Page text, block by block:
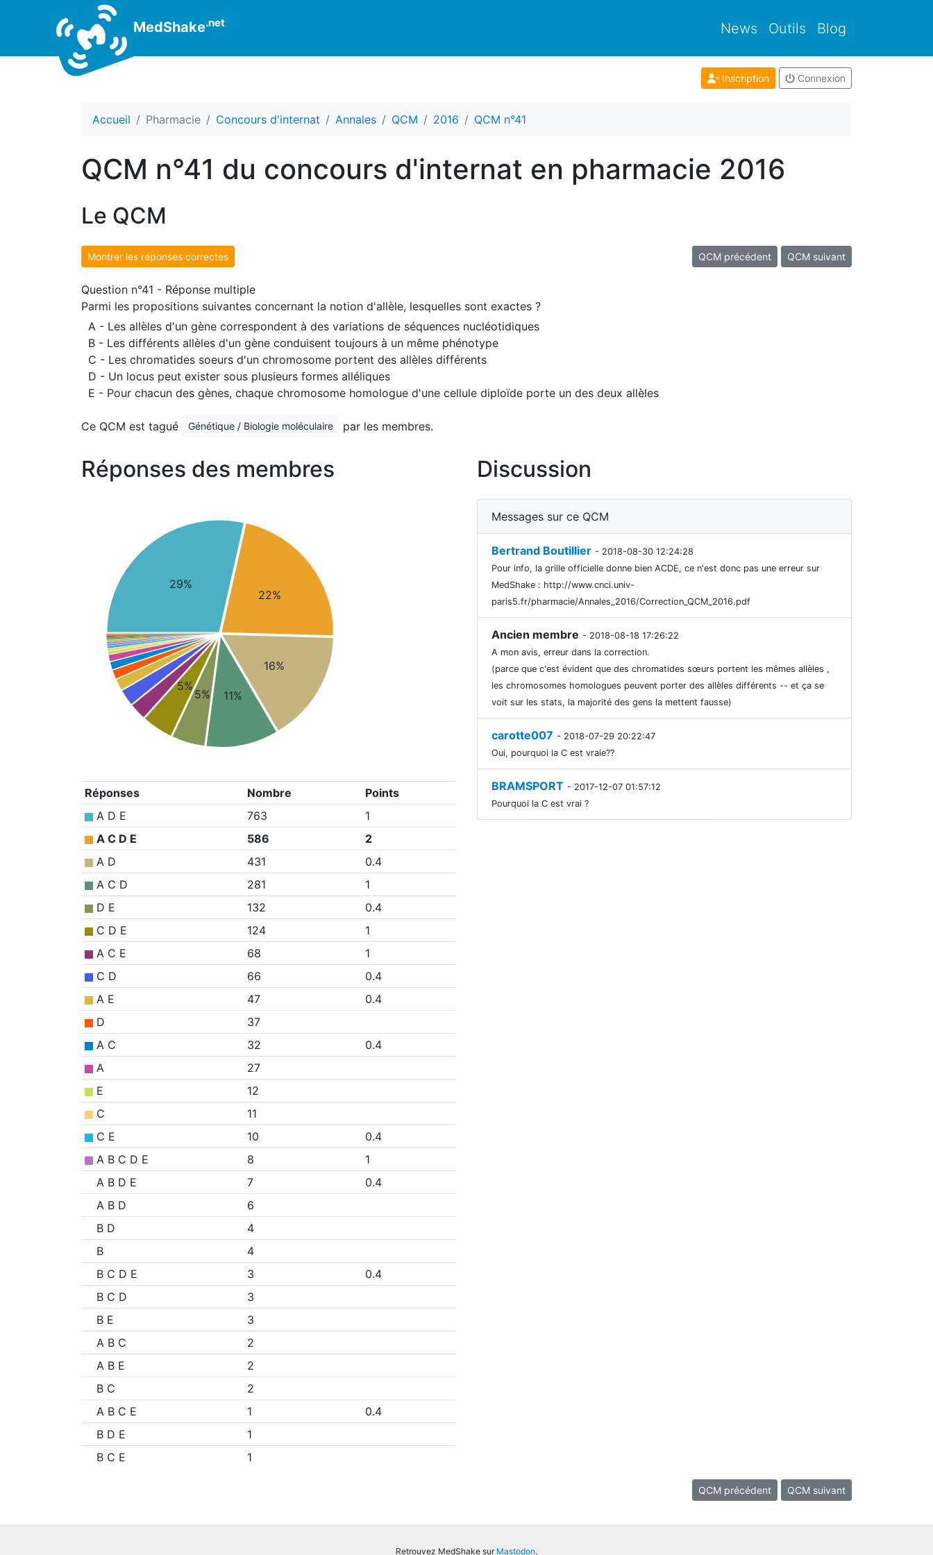
MedShake.net News Outils Blog
Inscription Connexion
Accueil Pharmacie Concours d'internat Annales QCM 2016 QCM n°41
QCM n°41 du concours d'internat en pharmacie 2016
Le QCM
Montrer les réponses correctes QCM précédent QCM suivant
Question n°41 - Réponse multiple
Parmi les propositions suivantes concernant la notion d'allèle, lesquelles sont exactes ?
A - Les allèles d'un gène correspondent à des variations de séquences nucléotidiques
B - Les différents allèles d'un gène conduisent toujours à un même phénotype
C - Les chromatides soeurs d'un chromosome portent des allèles différents
D - Un locus peut exister sous plusieurs formes alléliques
E - Pour chacun des gènes, chaque chromosome homologue d'une cellule diploïde porte un des deux allèles
Ce QCM est tagué Génétique / Biologie moléculaire par les membres.
Réponses des membres
29%
22%
16%
11%
5%
5%
Réponses Nombre
Points
A D E
763
1
A C D E
586
2
A D
431
0.4
A C D
281
1
D E
132
0.4
C D E
124
1
A C E
68
1
C D
66
0.4
A E
47
0.4
D
37
A C
32
0.4
A
27
E
12
C
11
C E
10
0.4
A B C D E
8
1
A B D E
7
0.4
A B D
6
B D
4
B
4
B C D E
3
0.4
B C D
3
B E
3
A B C
2
A B E
2
B C
2
A B C E
1
0.4
B D E
1
B C E
1
Discussion
Messages sur ce QCM
Bertrand Boutillier - 2018-08-30 12:24:28
Pour info, la grille officielle donne bien ACDE, ce n'est donc pas une erreur sur
MedShake : http://www.cnci.univ-
paris5.fr/pharmacie/Annales_2016/Correction_QCM_2016.pdf
Ancien membre - 2018-08-18 17:26:22
A mon avis, erreur dans la correction.
(parce que c'est évident que des chromatides sœurs portent les mêmes allèles ,
les chromosomes homologues peuvent porter des allèles différents -- et ça se
voit sur les stats, la majorité des gens la mettent fausse)
carotte007 - 2018-07-29 20:22:47
Oui, pourquoi la C est vraie??
BRAMSPORT - 2017-12-07 01:57:12
Pourquoi la C est vrai ?
QCM précédent QCM suivant
Retrouvez MedShake sur Mastodon.